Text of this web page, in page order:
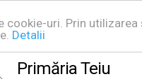
uri. Prin
Detalii
Primăria Teiu